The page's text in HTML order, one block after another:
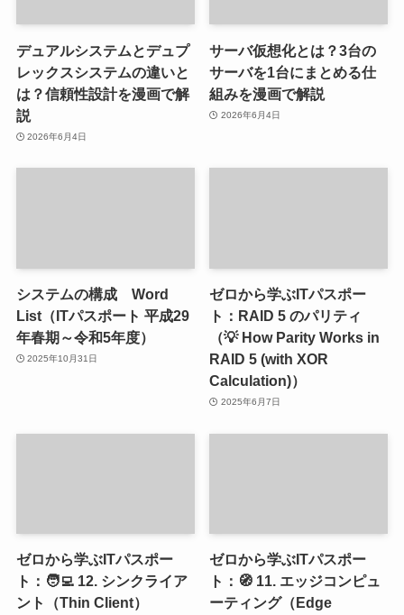
デュアルシステムとデュプ
レックスシステムの違いと
は？信頼性設計を漫画で解
説
2026年6月4日
サーバ仮想化とは？3台の
サーバを1台にまとめる仕
組みを漫画で解説
2026年6月4日
システムの構成 Word
List（ITパスポート 平成29
年春期～令和5年度）
2025年10月31日
ゼロから学ぶITパスポー
ト：RAID 5 のパリティ
（💡 How Parity Works in
RAID 5 (with XOR
Calculation)）
2025年6月7日
ゼロから学ぶITパスポー
ト：🧑‍💻 12. シンクライア
ント（Thin Client）
ゼロから学ぶITパスポー
ト：🧭 11. エッジコンピュ
ーティング（Edge